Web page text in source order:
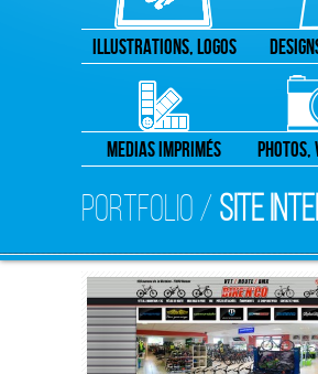
ILLUSTRATIONS, LOGOS
MEDIAS IMPRIMÉS
PORTFOLIO /SITE